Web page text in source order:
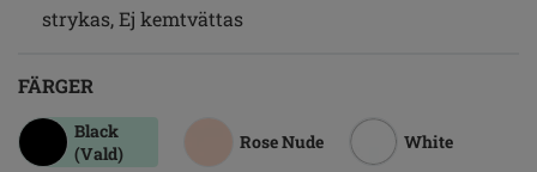
strykas, Ej kemtvättas
FÄRGER
Black
(Vald)
Rose Nude White